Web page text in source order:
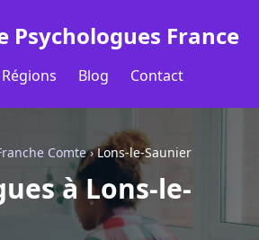
Psychologues France
Régions Blog Contact
Comte›Lons-le-Saunier
à Lons-le-